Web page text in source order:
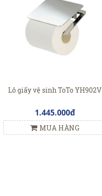
Lô giấy vệ sinh ToTo YH902V
1.445.000đ
MUA HÀNG